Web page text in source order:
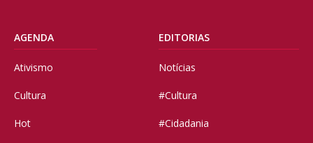
AGENDA
Ativismo
Cultura
Hot
EDITORIAS
Notícias
#Cultura
#Cidadania